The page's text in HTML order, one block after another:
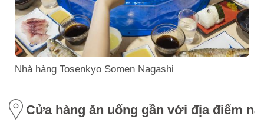
Nhà hàng Tosenkyo Somen Nagashi
Cửa hàng ăn uống gần với địa điểm